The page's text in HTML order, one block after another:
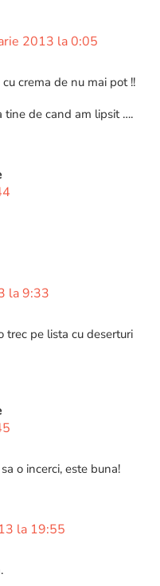
2013 la 0:05
crema de nu mai pot !!
tine de cand am lipsit ….
la 9:33
trec pe lista cu deserturi
o incerci, este buna!
la 19:55